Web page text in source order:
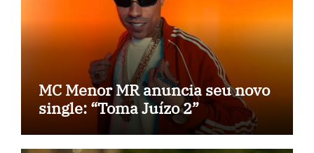
MC Menor MR anuncia seu novo
single: “Toma Juízo 2”